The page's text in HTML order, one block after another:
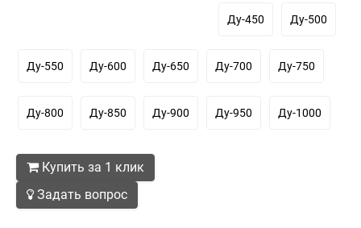
Ду-450 Ду-500
Ду-550 Ду-600 Ду-650 Ду-700 Ду-750
Ду-800 Ду-850 Ду-900 Ду-950 Ду-1000
Купить за 1 клик
Задать вопрос